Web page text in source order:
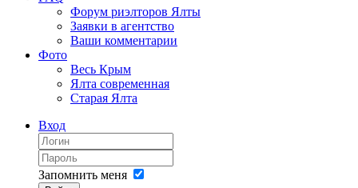
Форум риэлторов Ялты
Заявки в агентство
Ваши комментарии
Фото
Весь Крым
Ялта современная
Старая Ялта
Вход
Запомнить меня